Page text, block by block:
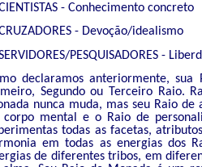
- Conhecimento concreto
- Devoção/idealismo
PESQUISADORES -
declaramos anteriormente,
Segundo ou Terceiro Raio.
nunca muda, mas seu Raio
corpo mental e o Raio de
todas as facetas,
em todas as energias dos
de diferentes tribos, em